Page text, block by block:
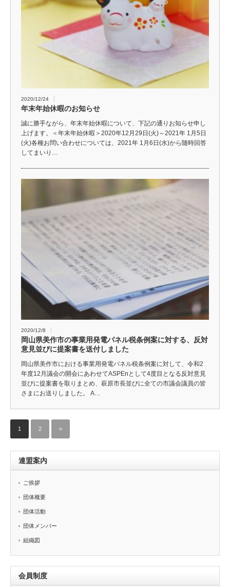
2020/12/24
年末年始休暇のお知らせ
誠に勝手ながら、年末年始休暇について、下記の通りお知らせ申し
上げます。＜年末年始休暇＞2020年12月29日(火)～2021年 1月5日
(火)各種お問い合わせについては、2021年 1月6日(水)から随時回答
してまいり…
2020/12/8
岡山県美作市の事業用発電パネル税条例案に対する、反対
意見並びに提案書を送付しました
岡山県美作市における事業用発電パネル税条例案に対して、令和2
年度12月議会の開会にあわせてASPEnとして4度目となる反対意見
並びに提案書を取りまとめ、萩原市長並びに全ての市議会議員の皆
さまにお送りしました。 A…
1 2 »
連盟案内
ご挨拶
団体概要
団体活動
団体メンバー
組織図
会員制度